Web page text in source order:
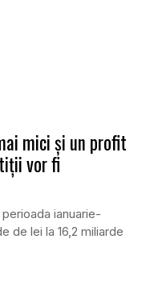
mici şi un profit
vor fi
ianuarie-
de lei la 16,2 miliarde